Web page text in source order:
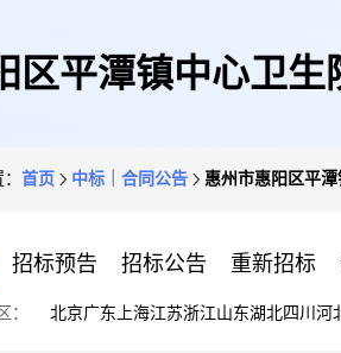
区平潭镇中心卫
首页 中标｜合同公告 惠州市惠阳区平
招标预告 招标公告 重新招标
： 北京广东 上海江苏浙江山东湖北四川 河